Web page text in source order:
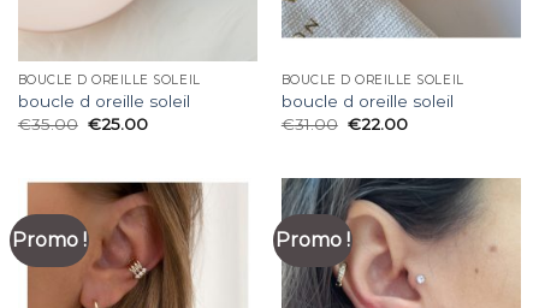
BOUCLE D OREILLE SOLEIL
boucle d oreille soleil
€35.00 €25.00
BOUCLE D OREILLE SOLEIL
boucle d oreille soleil
€31.00 €22.00
Promo ! Promo !